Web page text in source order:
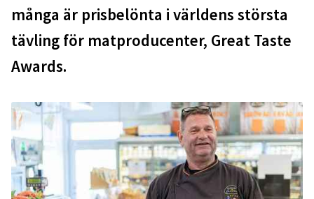
Hitta hit & öppettider
många är prisbelönta i världens största
tävling för matproducenter, Great Taste
Awards.